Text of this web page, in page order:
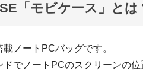
「モビケース」とは
ノートPCバッグです。
ドでノートPCのスクリーンの